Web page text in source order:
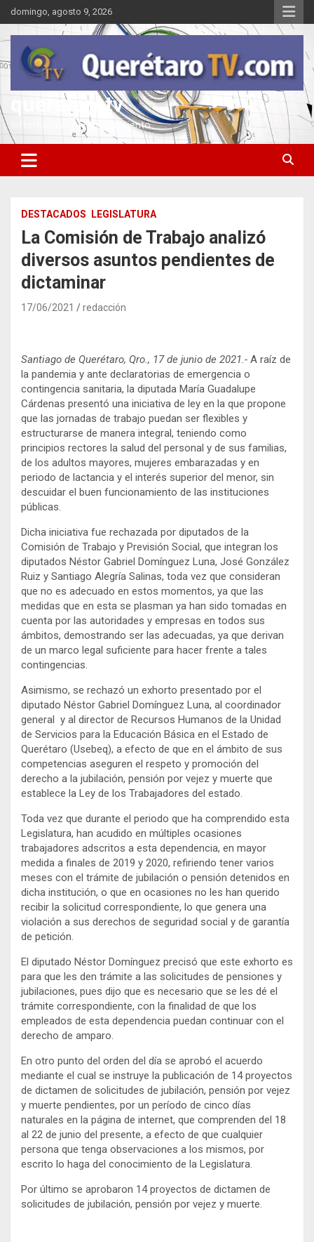
Saltar
al
contenido
domingo, agosto 9, 2026
queretarotv
Información y entretenimiento
DESTACADOS LEGISLATURA
La Comisión de Trabajo analizó
diversos asuntos pendientes de
dictaminar
17/06/2021 redacción
Santiago de Querétaro, Qro., 17 de junio de 2021.- A raíz de
la pandemia y ante declaratorias de emergencia o
contingencia sanitaria, la diputada María Guadalupe
Cárdenas presentó una iniciativa de ley en la que propone
que las jornadas de trabajo puedan ser flexibles y
estructurarse de manera integral, teniendo como
principios rectores la salud del personal y de sus familias,
de los adultos mayores, mujeres embarazadas y en
periodo de lactancia y el interés superior del menor, sin
descuidar el buen funcionamiento de las instituciones
públicas.
Dicha iniciativa fue rechazada por diputados de la
Comisión de Trabajo y Previsión Social, que integran los
diputados Néstor Gabriel Domínguez Luna, José González
Ruiz y Santiago Alegría Salinas, toda vez que consideran
que no es adecuado en estos momentos, ya que las
medidas que en esta se plasman ya han sido tomadas en
cuenta por las autoridades y empresas en todos sus
ámbitos, demostrando ser las adecuadas, ya que derivan
de un marco legal suficiente para hacer frente a tales
contingencias.
Asimismo, se rechazó un exhorto presentado por el
diputado Néstor Gabriel Domínguez Luna, al coordinador
general y al director de Recursos Humanos de la Unidad
de Servicios para la Educación Básica en el Estado de
Querétaro (Usebeq), a efecto de que en el ámbito de sus
competencias aseguren el respeto y promoción del
derecho a la jubilación, pensión por vejez y muerte que
establece la Ley de los Trabajadores del estado.
Toda vez que durante el periodo que ha comprendido esta
Legislatura, han acudido en múltiples ocasiones
trabajadores adscritos a esta dependencia, en mayor
medida a finales de 2019 y 2020, refiriendo tener varios
meses con el trámite de jubilación o pensión detenidos en
dicha institución, o que en ocasiones no les han querido
recibir la solicitud correspondiente, lo que genera una
violación a sus derechos de seguridad social y de garantía
de petición.
El diputado Néstor Domínguez precisó que este exhorto es
para que les den trámite a las solicitudes de pensiones y
jubilaciones, pues dijo que es necesario que se les dé el
trámite correspondiente, con la finalidad de que los
empleados de esta dependencia puedan continuar con el
derecho de amparo.
En otro punto del orden del día se aprobó el acuerdo
mediante el cual se instruye la publicación de 14 proyectos
de dictamen de solicitudes de jubilación, pensión por vejez
y muerte pendientes, por un período de cinco días
naturales en la página de internet, que comprenden del 18
al 22 de junio del presente, a efecto de que cualquier
persona que tenga observaciones a los mismos, por
escrito lo haga del conocimiento de la Legislatura.
Por último se aprobaron 14 proyectos de dictamen de
solicitudes de jubilación, pensión por vejez y muerte.